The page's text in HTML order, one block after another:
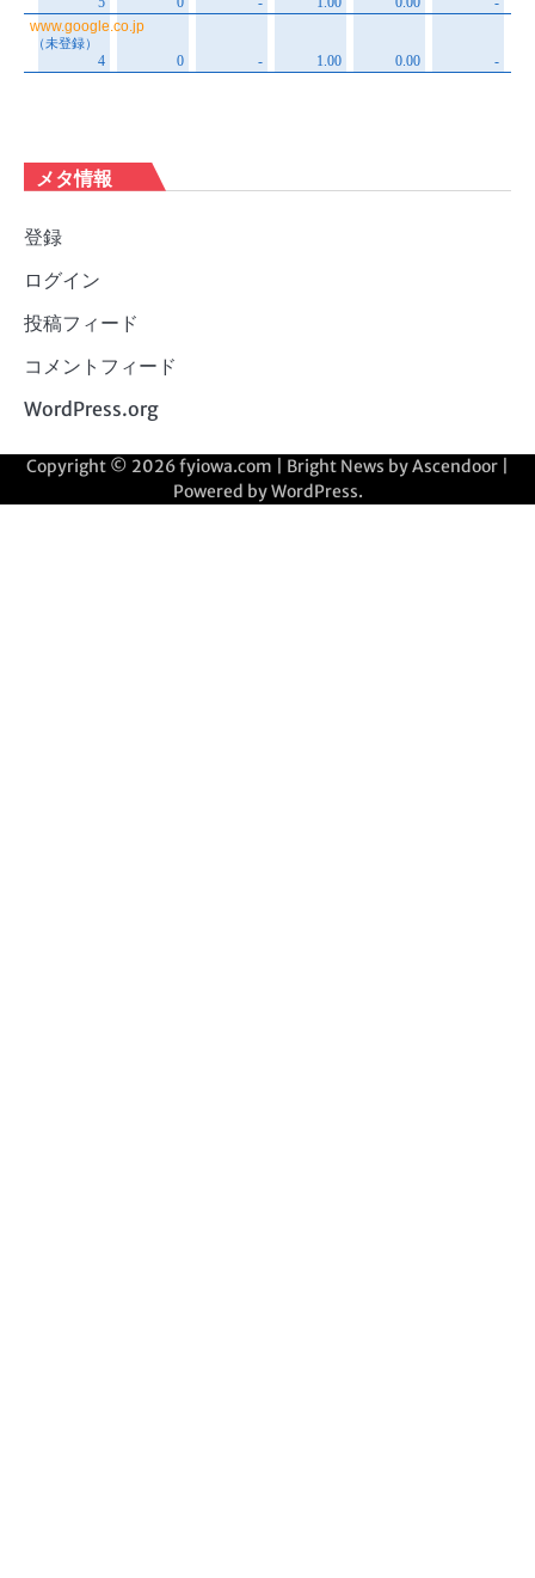
メタ情報
登録
ログイン
投稿フィード
コメントフィード
WordPress.org
Copyright © 2026fyiowa.com | Bright News byAscendoor
Powered byWordPress.